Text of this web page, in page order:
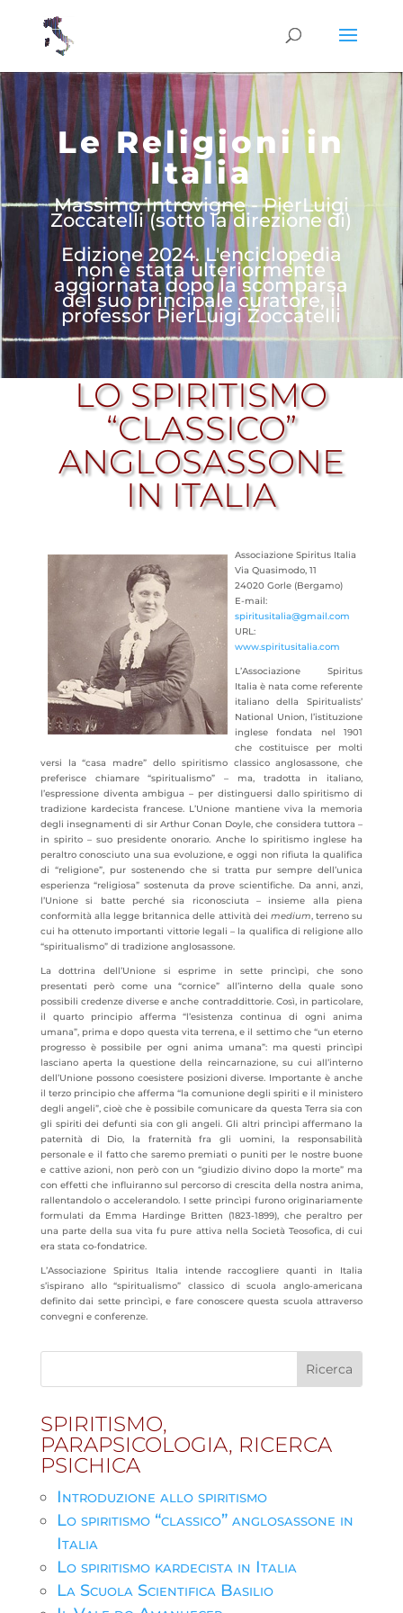
Le Religioni in
Italia
Massimo Introvigne - PierLuigi
Zoccatelli (sotto la direzione di)
Edizione 2024. L'enciclopedia
non è stata ulteriormente
aggiornata dopo la scomparsa
del suo principale curatore, il
professor PierLuigi Zoccatelli
LO SPIRITISMO
“CLASSICO”
ANGLOSASSONE
IN ITALIA
Associazione Spiritus Italia
Via Quasimodo, 11
24020 Gorle (Bergamo)
E-mail:
spiritusitalia@gmail.com
URL:
www.spiritusitalia.com
L’Associazione Spiritus
Italia è nata come referente
italiano della Spiritualists’
National Union, l’istituzione
inglese fondata nel 1901
che costituisce per molti
versi la “casa madre” dello spiritismo classico anglosassone, che
preferisce chiamare“spiritualismo” – ma, tradotta in italiano,
l’espressione diventa ambigua – per distinguersi dallo spiritismo di
tradizione kardecista francese. L’Unione mantiene viva la memoria
degli insegnamenti di sir Arthur Conan Doyle, che considera tuttora –
in spirito – suo presidente onorario. Anche lo spiritismo inglese ha
peraltro conosciuto una sua evoluzione, e oggi non rifiuta la qualifica
di “religione”, pur sostenendo che si tratta pur sempre dell’unica
esperienza “religiosa” sostenuta da prove scientifiche. Da anni, anzi,
l’Unione si batte perché sia riconosciuta – insieme alla piena
conformità alla legge britannica delle attività dei medium, terreno su
cui ha ottenuto importanti vittorie legali – la qualifica di religione allo
“spiritualismo” di tradizione anglosassone.
La dottrina dell’Unione si esprime in sette princìpi, che sono
presentati però come una “cornice” all’interno della quale sono
possibili credenze diverse e anche contraddittorie. Così, in particolare,
il quarto principio afferma “l’esistenza continua di ogni anima
umana”, prima e dopo questa vita terrena, e il settimo che “un eterno
progresso è possibile per ogni anima umana”: ma questi princìpi
lasciano aperta la questione della reincarnazione, su cui all’interno
dell’Unione possono coesistere posizioni diverse. Importante è anche
il terzo principio che afferma “la comunione degli spiriti e il ministero
degli angeli”, cioè che è possibile comunicare da questa Terra sia con
gli spiriti dei defunti sia con gli angeli. Gli altri princìpi affermano la
paternità di Dio, la fraternità fra gli uomini, la responsabilità
personale e il fatto che saremo premiati o puniti per le nostre buone
e cattive azioni, non però con un “giudizio divino dopo la morte” ma
con effetti che influiranno sul percorso di crescita della nostra anima,
rallentandolo o accelerandolo. I sette princìpi furono originariamente
formulati da Emma Hardinge Britten (1823-1899), che peraltro per
una parte della sua vita fu pure attiva nella Società Teosofica, di cui
era stata co-fondatrice.
L’Associazione Spiritus Italia intende raccogliere quanti in Italia
s’ispirano allo “spiritualismo” classico di scuola anglo-americana
definito dai sette princìpi, e fare conoscere questa scuola attraverso
convegni e conferenze.
SPIRITISMO,
PARAPSICOLOGIA, RICERCA
PSICHICA
Introduzione allo spiritismo
Lo spiritismo “classico” anglosassone in
Italia
Lo spiritismo kardecista in Italia
La Scuola Scientifica Basilio